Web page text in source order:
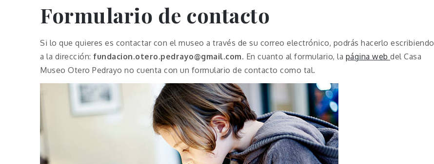
Formulario de contacto
Si lo que quieres es contactar con el museo a través de su correo electrónico, podrás hacerlo escribiendo
a la dirección: fundacion.otero.pedrayo@gmail.com. En cuanto al formulario, la página web del Casa
Museo Otero Pedrayo no cuenta con un formulario de contacto como tal.